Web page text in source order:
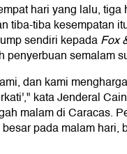
hari yang lalu, tiga
tiba-tiba kesempatan
sendiri kepadaFox
penyerbuan semalam
dan kami
kata Jenderal
malam di Caracas.
pada malam hari,